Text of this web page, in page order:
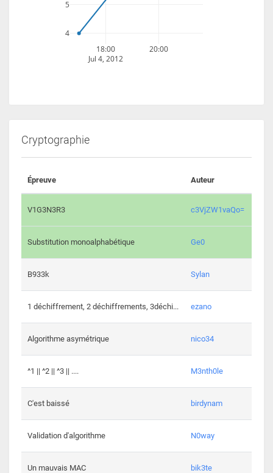
18:00
Jul 4, 2012
20:00
4
5
Cryptographie
Épreuve Auteur
V1G3N3R3 c3VjZW1vaQo=
Substitution monoalphabétique Ge0
B933k Sylan
1 déchiffrement, 2 déchiffrements, 3déchi... ezano
Algorithme asymétrique nico34
^1 || ^2 || ^3 || .... M3nth0le
C'est baissé birdynam
Validation d'algorithme N0way
Un mauvais MAC bik3te